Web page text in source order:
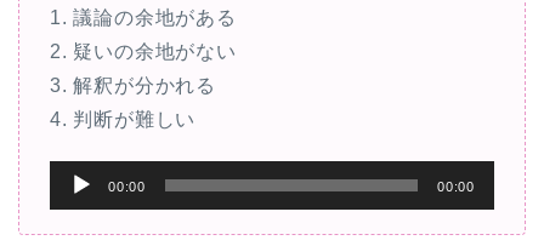
1. 議論の余地がある
2. 疑いの余地がない
3. 解釈が分かれる
4. 判断が難しい
声
00:00 00:00